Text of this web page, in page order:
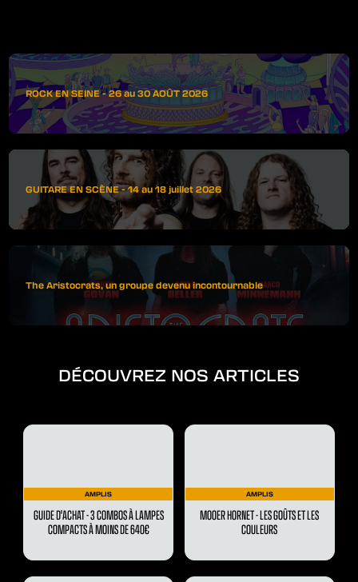
ROCK EN SEINE - 26 au 30 AOÛT 2026
GUITARE EN SCÈNE - 14 au 18 juillet 2026
The Aristocrats, un groupe devenu incontournable
DÉCOUVREZ NOS ARTICLES
AMPLIS
GUIDE D'ACHAT - 3 COMBOS À LAMPES
COMPACTS À MOINS DE 640€
AMPLIS
MOOER HORNET - LES GOÛTS ET LES
COULEURS